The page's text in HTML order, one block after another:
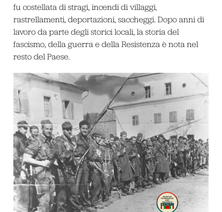
fu costellata di stragi, incendi di villaggi,
rastrellamenti, deportazioni, saccheggi. Dopo anni di
lavoro da parte degli storici locali, la storia del
fascismo, della guerra e della Resistenza è nota nel
resto del Paese.